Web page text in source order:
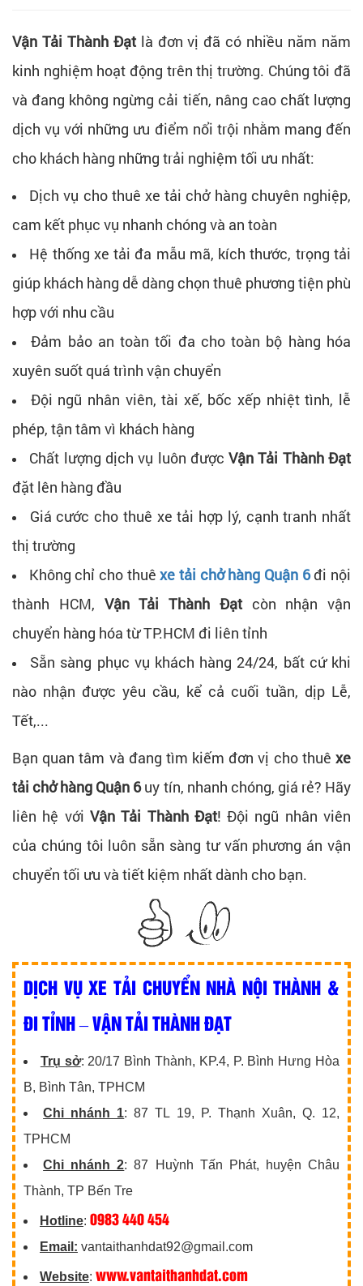
Vận Tải Thành Đạtlà đơn vị đã có nhiều năm năm
kinh nghiệm hoạt động trên thị trường. Chúng tôi đã
và đang không ngừng cải tiến, nâng cao chất lượng
dịch vụ với những ưu điểm nổi trội nhằm mang đến
cho khách hàng những trải nghiệm tối ưu nhất:
Dịch vụ cho thuê xe tải chở hàng chuyên nghiệp,
cam kết phục vụ nhanh chóng và an toàn
Hệ thống xe tải đa mẫu mã, kích thước, trọng tải
giúp khách hàng dễ dàng chọn thuê phương tiện phù
hợp với nhu cầu
Đảm bảo an toàn tối đa cho toàn bộ hàng hóa
xuyên suốt quá trình vận chuyển
Đội ngũ nhân viên, tài xế, bốc xếp nhiệt tình, lễ
phép, tận tâm vì khách hàng
Chất lượng dịch vụ luôn đượcVận Tải Thành Đạt
đặt lên hàng đầu
Giá cước cho thuê xe tải hợp lý, cạnh tranh nhất
thị trường
Không chỉ cho thuêxe tải chở hàng Quận 6đi nội
thành HCM, Vận Tải Thành Đạtcòn nhận vận
chuyển hàng hóa từ TP.HCM đi liên tỉnh
Sẵn sàng phục vụ khách hàng 24/24, bất cứ khi
nào nhận được yêu cầu, kể cả cuối tuần, dịp Lễ,
Tết,...
Bạn quan tâm và đang tìm kiếm đơn vị cho thuê xe
tải chở hàng Quận 6uy tín, nhanh chóng, giá rẻ? Hãy
liên hệ với Vận Tải Thành Đạt! Đội ngũ nhân viên
của chúng tôi luôn sẵn sàng tư vấn phương án vận
chuyển tối ưu và tiết kiệm nhất dành cho bạn.
DỊCH VỤ XE TẢI CHUYỂN NHÀ NỘI THÀNH &
ĐI TỈNH – VẬN TẢI THÀNH ĐẠT
Trụ sở: 20/17 Bình Thành, KP.4, P. Bình Hưng Hòa
B, Bình Tân, TPHCM
Chi nhánh 1: 87 TL 19, P. Thạnh Xuân, Q. 12,
TPHCM
Chi nhánh 2: 87 Huỳnh Tấn Phát, huyện Châu
Thành, TP Bến Tre
Hotline: 0983 440 454
Email: vantaithanhdat92@gmail.com
Website: www.vantaithanhdat.com